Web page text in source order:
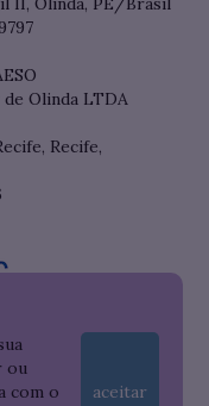
ou
com o
aceitar
Olinda LTDA
Recife,
do e-MEC